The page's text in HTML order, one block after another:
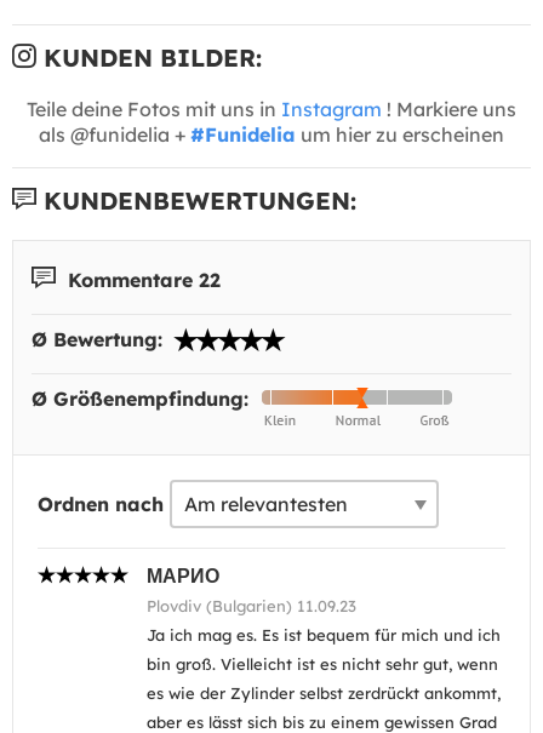
KUNDEN BILDER:
Teile deine Fotos mit uns in Instagram ! Markiere uns
als @funidelia + #Funidelia um hier zu erscheinen
KUNDENBEWERTUNGEN:
Kommentare 22
Ø Bewertung:
Ø Größenempfindung:
Ordnen nach
МАРИО
Plovdiv (Bulgarien) 11.09.23
Ja ich mag es. Es ist bequem für mich und ich
bin groß. Vielleicht ist es nicht sehr gut, wenn
es wie der Zylinder selbst zerdrückt ankommt,
aber es lässt sich bis zu einem gewissen Grad